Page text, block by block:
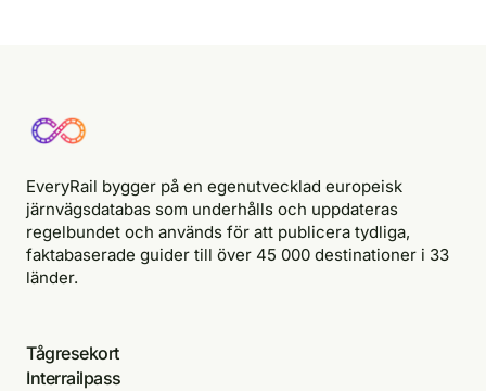
EveryRail bygger på en egenutvecklad europeisk
järnvägsdatabas som underhålls och uppdateras
regelbundet och används för att publicera tydliga,
faktabaserade guider till över 45 000 destinationer i 33
länder.
Tågresekort
Interrailpass